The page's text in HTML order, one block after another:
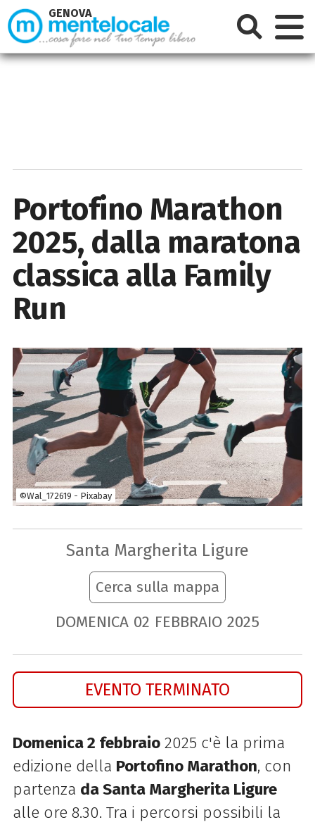
Portofino Marathon
2025, dalla maratona
classica alla Family
Run
©Wal_172619 - Pixabay
Santa Margherita Ligure
Cerca sulla mappa
DOMENICA 02 FEBBRAIO 2025
EVENTO TERMINATO
Domenica 2 febbraio2025 c'è la prima
edizione della Portofino Marathon, con
partenza da Santa Margherita Ligure
alle ore 8.30. Tra i percorsi possibili la
GENOVA